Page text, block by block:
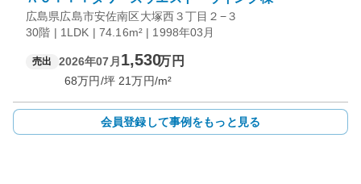
広島県広島市安佐南区大塚西３丁目２−３
30階 | 1LDK | 74.16m² | 1998年03月
売出 2026年07月 1,530万円
68万円/坪 21万円/m²
会員登録して事例をもっと見る